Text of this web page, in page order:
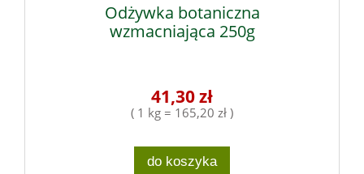
Odżywka botaniczna
wzmacniająca 250g
41,30 zł
( 1 kg = 165,20 zł )
do koszyka